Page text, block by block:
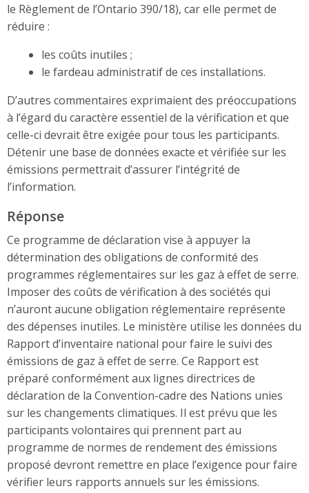
le Règlement de l’Ontario 390/18), car elle permet de
réduire :
les coûts inutiles ;
le fardeau administratif de ces installations.
D’autres commentaires exprimaient des préoccupations
à l’égard du caractère essentiel de la vérification et que
celle-ci devrait être exigée pour tous les participants.
Détenir une base de données exacte et vérifiée sur les
émissions permettrait d’assurer l’intégrité de
l’information.
Réponse
Ce programme de déclaration vise à appuyer la
détermination des obligations de conformité des
programmes réglementaires sur les gaz à effet de serre.
Imposer des coûts de vérification à des sociétés qui
n’auront aucune obligation réglementaire représente
des dépenses inutiles. Le ministère utilise les données du
Rapport d’inventaire national pour faire le suivi des
émissions de gaz à effet de serre. Ce Rapport est
préparé conformément aux lignes directrices de
déclaration de la Convention-cadre des Nations unies
sur les changements climatiques. Il est prévu que les
participants volontaires qui prennent part au
programme de normes de rendement des émissions
proposé devront remettre en place l’exigence pour faire
vérifier leurs rapports annuels sur les émissions.